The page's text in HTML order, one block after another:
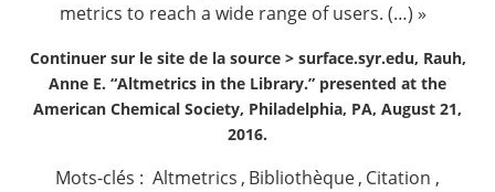
metrics to reach a wide range of users. (…) »
Continuer sur le site de la source > surface.syr.edu, Rauh,
Anne E. “Altmetrics in the Library.” presented at the
American Chemical Society, Philadelphia, PA, August 21,
2016.
Mots-clés : Altmetrics , Bibliothèque, Citation ,